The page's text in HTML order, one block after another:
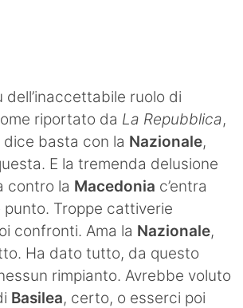
dell’inaccettabile ruolo di
riportato da La Repubblica,
dice basta con la Nazionale,
E la tremenda delusione
contro la Macedonia c’entra
Troppe cattiverie
confronti. Ama la Nazionale,
Ha dato tutto, da questo
rimpianto. Avrebbe voluto
Basilea, certo, o esserci poi